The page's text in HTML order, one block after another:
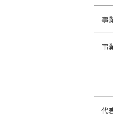
事
事
代